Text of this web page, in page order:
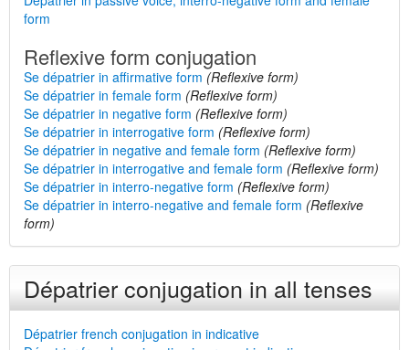
form
Reflexive form conjugation
Se dépatrier in affirmative form (Reflexive form)
Se dépatrier in female form (Reflexive form)
Se dépatrier in negative form (Reflexive form)
Se dépatrier in interrogative form (Reflexive form)
Se dépatrier in negative and female form (Reflexive form)
Se dépatrier in interrogative and female form (Reflexive form)
Se dépatrier in interro-negative form (Reflexive form)
Se dépatrier in interro-negative and female form (Reflexive
form)
Dépatrier conjugation in all tenses
Dépatrier french conjugation in indicative